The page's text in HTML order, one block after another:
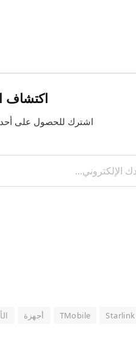
اكتشاف
اشترك للحصول على أحدث
Starlink
TMobile أجهزة